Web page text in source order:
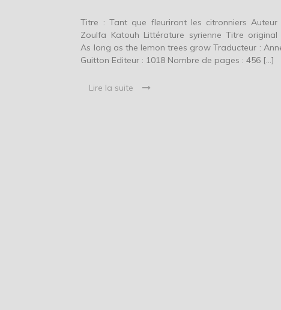
Titre : Tant que fleuriront les citronniers Auteur
Zoulfa Katouh Littérature syrienne Titre original
As long as the lemon trees grow Traducteur :
Guitton Editeur : 1018 Nombre de pages : 456 […]
Lire la suite